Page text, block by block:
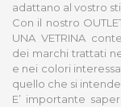
adattano al vostro
Con il nostro
UNA VETRINA
dei marchi trattati
e nei colori
quello che si
E’ importante